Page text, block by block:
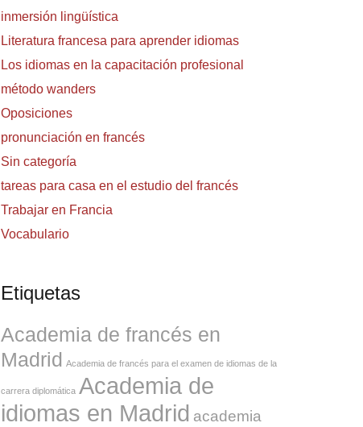
inmersión lingüística
Literatura francesa para aprender idiomas
Los idiomas en la capacitación profesional
método wanders
Oposiciones
pronunciación en francés
Sin categoría
tareas para casa en el estudio del francés
Trabajar en Francia
Vocabulario
Etiquetas
Academia de francés en
Madrid
Academia de francés para el examen de idiomas de la
carrera diplomática Academia de
idiomas en Madrid academia